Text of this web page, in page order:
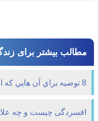
مطالب بیشتر برای
8 توصيه براي آن هايي که از پير شدن مي ترسند
افسردگی چیست و چه